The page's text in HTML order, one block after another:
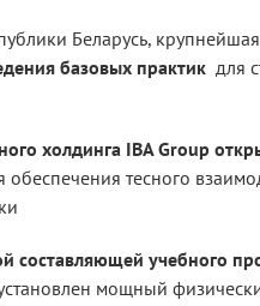
Беларусь,
базовых практик для
холдинга IBA Group
обеспечения тесного
составляющей учебного
мощный